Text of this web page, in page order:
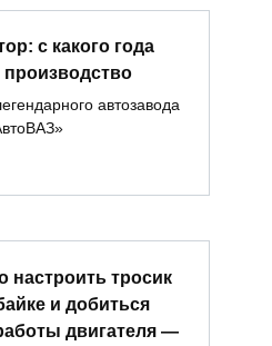
с какого года
производство
автозавода
настроить тросик
и добиться
двигателя —